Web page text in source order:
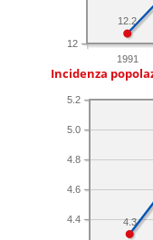
1991
12
12.2
Incidenza
4.4
4.6
4.8
5.0
5.2
4.3